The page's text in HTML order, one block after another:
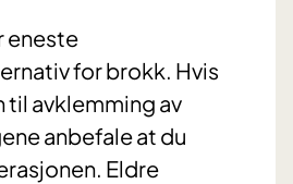
eneste
for brokk. Hvis
til avklemming av
anbefale at du
Eldre